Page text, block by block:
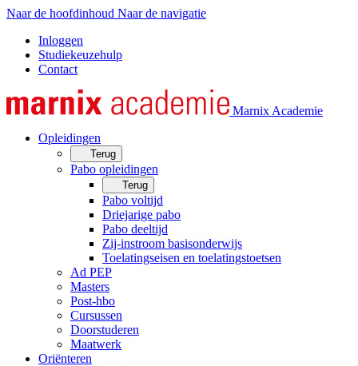
Naar de hoofdinhoud Naar de navigatie
Inloggen
Studiekeuzehulp
Contact
Marnix Academie
Opleidingen
Terug
Pabo opleidingen
Terug
Pabo voltijd
Driejarige pabo
Pabo deeltijd
Zij-instroom basisonderwijs
Toelatingseisen en toelatingstoetsen
Ad PEP
Masters
Post-hbo
Cursussen
Doorstuderen
Maatwerk
Oriënteren